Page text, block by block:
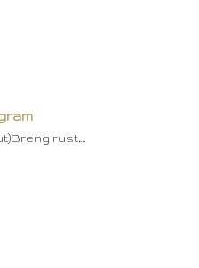
rust,…